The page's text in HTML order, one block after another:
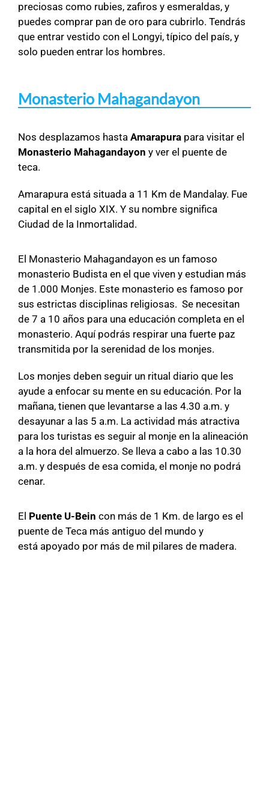
preciosas como rubies, zafiros y esmeraldas, y
puedes comprar pan de oro para cubrirlo. Tendrás
que entrar vestido con el Longyi, típico del país, y
solo pueden entrar los hombres.
Monasterio Mahagandayon
Nos desplazamos hasta Amarapura para visitar el
Monasterio Mahagandayon y ver el puente de
teca.
Amarapura está situada a 11 Km de Mandalay. Fue
capital en el siglo XIX. Y su nombre significa
Ciudad de la Inmortalidad.
El Monasterio Mahagandayon es un famoso
monasterio Budista en el que viven y estudian más
de 1.000 Monjes. Este monasterio es famoso por
sus estrictas disciplinas religiosas. Se necesitan
de 7 a 10 años para una educación completa en el
monasterio. Aquí podrás respirar una fuerte paz
transmitida por la serenidad de los monjes.
Los monjes deben seguir un ritual diario que les
ayude a enfocar su mente en su educación. Por la
mañana, tienen que levantarse a las 4.30 a.m. y
desayunar a las 5 a.m. La actividad más atractiva
para los turistas es seguir al monje en la alineación
a la hora del almuerzo. Se lleva a cabo a las 10.30
a.m. y después de esa comida, el monje no podrá
cenar.
El Puente U-Bein con más de 1 Km. de largo es el
puente de Teca más antiguo del mundo y
está apoyado por más de mil pilares de madera.